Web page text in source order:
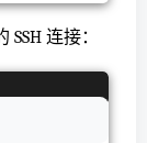
连接：